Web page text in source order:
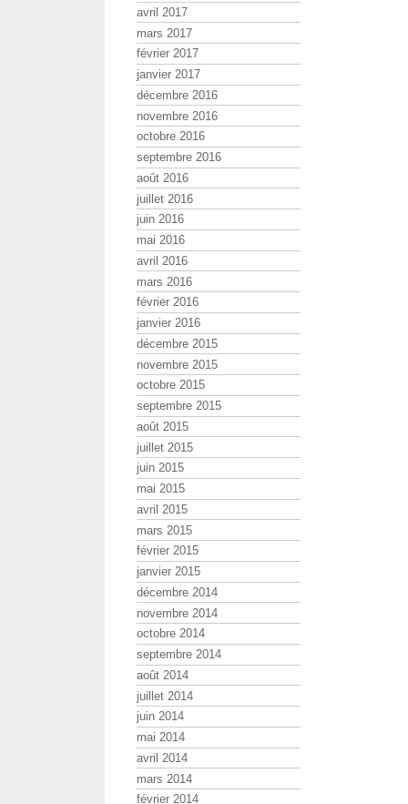
avril 2017
mars 2017
février 2017
janvier 2017
décembre 2016
novembre 2016
octobre 2016
septembre 2016
août 2016
juillet 2016
juin 2016
mai 2016
avril 2016
mars 2016
février 2016
janvier 2016
décembre 2015
novembre 2015
octobre 2015
septembre 2015
août 2015
juillet 2015
juin 2015
mai 2015
avril 2015
mars 2015
février 2015
janvier 2015
décembre 2014
novembre 2014
octobre 2014
septembre 2014
août 2014
juillet 2014
juin 2014
mai 2014
avril 2014
mars 2014
février 2014